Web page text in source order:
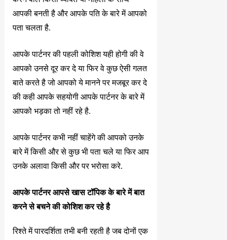
आपकी बनती है और आपके पति के बारे में आपको
पता चलता है.
आपके पार्टनर की पहली कोशिश यही होगी की वे
आपको उनसे दूर कर दे या फिर वे कुछ ऐसी गलत
बाते करते है जो आपको ये मानने पर मजबूर कर दे
की कही आपके सहयोगी आपके पार्टनर के बारे में
आपको भड़का तो नहीं रहे है.
आपके पार्टनर कभी नहीं चाहेंगे की आपको उनके
बारे में किसी और से कुछ भी पता चले या फिर आप
उनके अलावा किसी और पर भरोसा करे.
आपके पार्टनर आपसे खास टॉपिक के बारे में बात
करने से बचने की कोशिश कर रहे है
रिश्ते में पारदर्शिता तभी बनी रहती है जब दोनों एक